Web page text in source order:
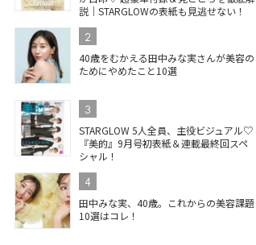
説｜STARGLOWの表紙も見逃せない！
2
40歳をむかえる田中みな実さんが美容の
ためにやめたこと10選
3
STARGLOW 5人全員、主役ビジュアル♡
『美的』9月号初表紙＆連載最終回スペ
シャル！
4
田中みな実、40歳。これからの美容課題
10選はコレ！